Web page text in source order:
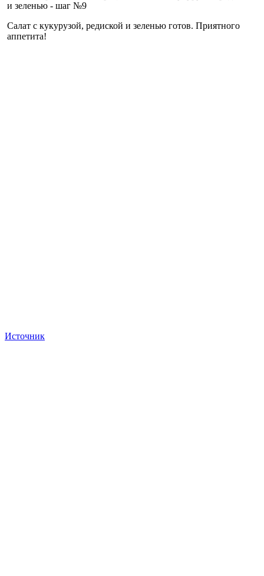
Салат с кукурузой, редиской и зеленью готов. Приятного
аппетита!
Источник